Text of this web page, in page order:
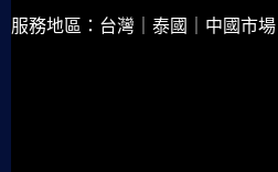
服務地區：台灣｜泰國｜中國市場